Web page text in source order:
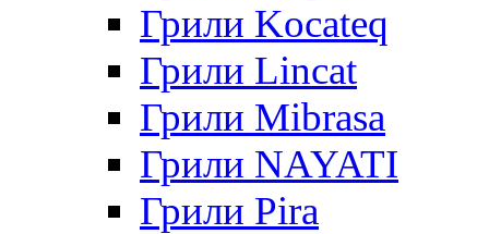
Грили Kocateq
Грили Lincat
Грили Mibrasa
Грили NAYATI
Грили Pira